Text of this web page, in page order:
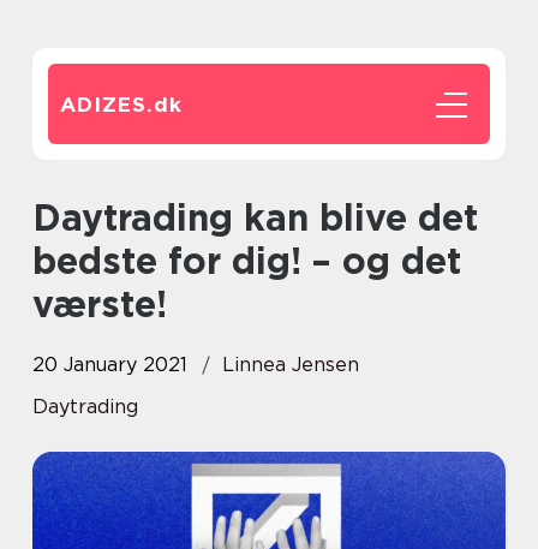
ADIZES.dk
Daytrading kan blive det
bedste for dig! – og det
værste!
20 January 2021
Linnea Jensen
Daytrading